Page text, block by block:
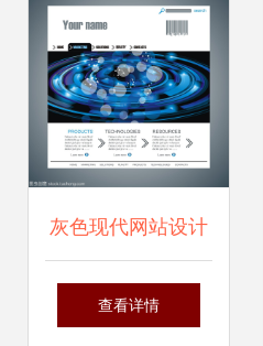
灰色现代网站设计
简约与高级感的完
查看详情